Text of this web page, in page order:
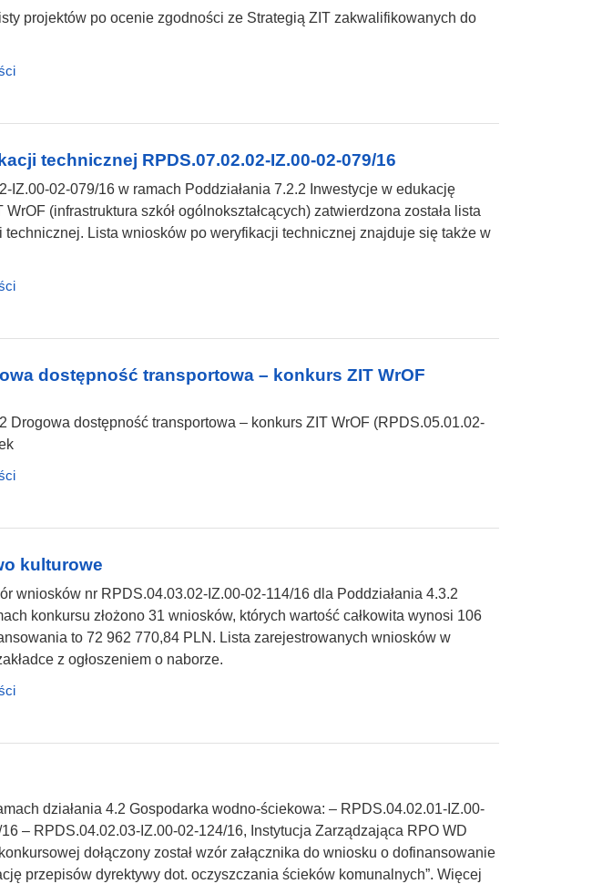
projektów po ocenie zgodności ze Strategią ZIT zakwalifikowanych do
technicznej RPDS.07.02.02-IZ.00-02-079/16
IZ.00-02-079/16 w ramach Poddziałania 7.2.2 Inwestycje w edukację
(infrastruktura szkół ogólnokształcących) zatwierdzona została lista
Lista wniosków po weryfikacji technicznej znajduje się także w
dostępność transportowa – konkurs ZIT WrOF
Drogowa dostępność transportowa – konkurs ZIT WrOF (RPDS.05.01.02-
kulturowe
wniosków nr RPDS.04.03.02-IZ.00-02-114/16 dla Poddziałania 4.3.2
konkursu złożono 31 wniosków, których wartość całkowita wynosi 106
to 72 962 770,84 PLN. Lista zarejestrowanych wniosków w
z ogłoszeniem o naborze.
działania 4.2 Gospodarka wodno-ściekowa: – RPDS.04.02.01-IZ.00-
– RPDS.04.02.03-IZ.00-02-124/16, Instytucja Zarządzająca RPO WD
dołączony został wzór załącznika do wniosku o dofinansowanie
przepisów dyrektywy dot. oczyszczania ścieków komunalnych”. Więcej